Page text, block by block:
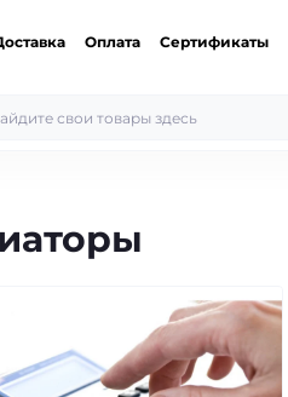
Оплата Сертификаты